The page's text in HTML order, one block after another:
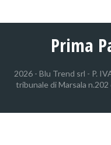
Prima
2026 - Blu Trend srl - P.
tribunale di Marsala